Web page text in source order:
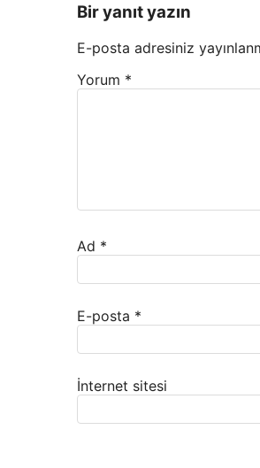
Bir yanıt yazın
E-posta adresiniz
Yorum *
Ad *
E-posta *
İnternet sitesi